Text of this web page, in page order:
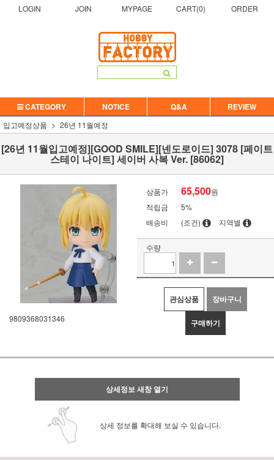
LOGIN JOIN MYPAGE CART(0) ORDER
CATEGORY NOTICE Q&A REVIEW
입고예정상품 26년 11월예정
[26년 11월입고예정][GOOD SMILE][넨도로이드] 3078 [페이트
스테이 나이트] 세이버 사복 Ver. [86062]
9809368031346
상품가 65,500원
적립금
5%
배송비
(조건) 지역별
수량
관심상품 장바구니
구매하기
상세정보 새창 열기
상세 정보를 확대해 보실 수 있습니다.